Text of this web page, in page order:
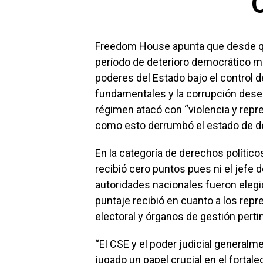
Freedom House apunta que desde
período de deterioro democrático
poderes del Estado bajo el control
fundamentales y la corrupción
régimen atacó con “violencia y
como esto derrumbó el estado de
En la categoría de derechos
recibió cero puntos pues ni el jefe
autoridades nacionales fueron
puntaje recibió en cuanto a los
electoral y órganos de gestión
“El CSE y el poder judicial
jugado un papel crucial en el